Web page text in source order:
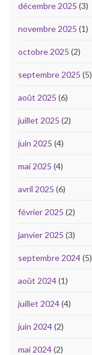
décembre 2025 (3)
novembre 2025 (1)
octobre 2025 (2)
septembre 2025 (5)
août 2025 (6)
juillet 2025 (2)
juin 2025 (4)
mai 2025 (4)
avril 2025 (6)
février 2025 (2)
janvier 2025 (3)
septembre 2024(5)
août 2024(1)
juillet 2024(4)
juin 2024(2)
mai 2024(2)